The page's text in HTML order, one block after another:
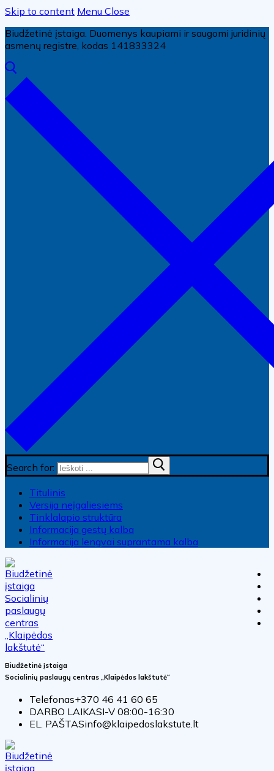
Skip to content Menu Close
Biudžetinė įstaiga. Duomenys kaupiami ir saugomi juridinių
asmenų registre, kodas 141833324
Search for:
Titulinis
Versija neįgaliesiems
Tinklalapio struktūra
Informacija gestų kalba
Informacija lengvai suprantama kalba
Biudžetinė įstaiga
Socialinių paslaugų centras „Klaipėdos lakštutė“
Telefonas+370 46 41 60 65
DARBO LAIKASI-V 08:00-16:30
EL. PAŠTASinfo@klaipedoslakstute.lt